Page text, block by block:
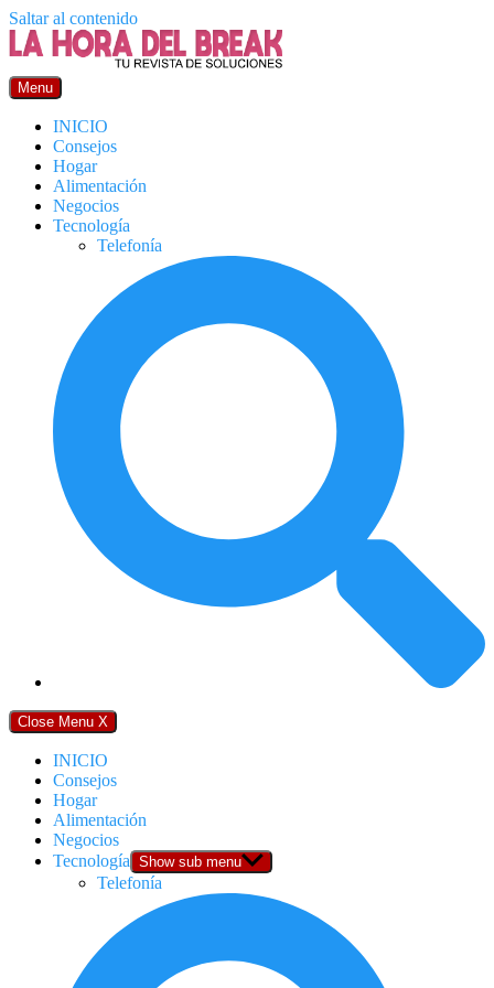
Saltar al contenido
Menu
INICIO
Consejos
Hogar
Alimentación
Negocios
Tecnología
Telefonía
Close Menu X
INICIO
Consejos
Hogar
Alimentación
Negocios
Tecnología Show sub menu
Telefonía